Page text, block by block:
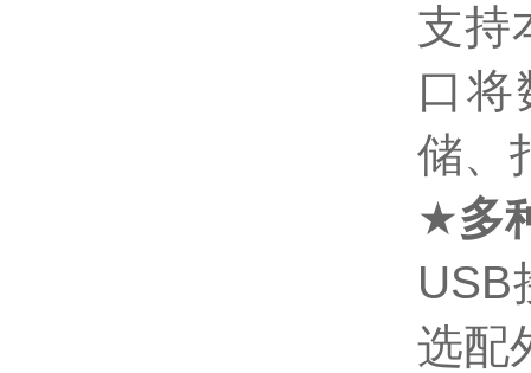
支持
口
储、
★多
USB
选配